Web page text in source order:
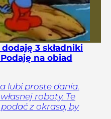
3 składniki
na obiad
lubi proste dania.
roboty. Te
z okrasą, by